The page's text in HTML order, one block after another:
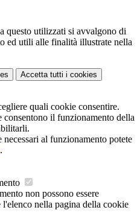
questo utilizzati si avvalgono di
ed utili alle finalità illustrate nella
Accetta tutti i cookies
quali cookie consentire.
consentono il funzionamento della
al funzionamento potete
.
non possono essere
nella pagina della cookie